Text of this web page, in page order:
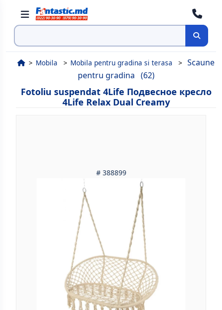
Cauta
Mobila Mobila pentru gradina si terasa
Scaune
pentru gradina (62)
Fotoliu suspendat 4Life Подвесное кресло
4Life Relax Dual Creamy
# 388899